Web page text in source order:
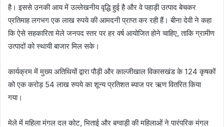
है। इससे उनकी आय में उल्लेखनीय वृद्धि हुई है और वे पहाड़ी उत्पाद बेचकर
प्रतिमाह लगभग एक लाख रुपये की आमदनी प्राप्त कर रही हैं। बीना देवी ने कहा
कि ऐसे सहकारिता मेले जनपद स्तर पर हर वर्ष आयोजित होने चाहिए, ताकि ग्रामीण
उत्पादों को स्थायी बाजार मिल सके।
कार्यक्रम में मुख्य अतिथियों द्वारा पौड़ी और काल्जीखाल विकासखंड के 124 कृषकों
को एक करोड़ 54 लाख रुपये का शून्य प्रतिशत ब्याज पर ऋण वितरित किया
गया।
मेले में महिला मंगल दल कोट, भिताई और बग्वाड़ी की महिलाओं ने पारंपरिक मंगल